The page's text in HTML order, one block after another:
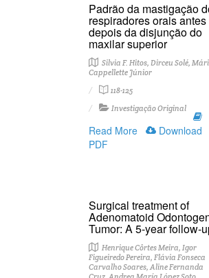
Padrão da mastigação
respiradores orais antes
depois da disjunção do
maxilar superior
Silvia F. Hitos, Dirceu Solé,
Cappellette Júnior
118-125
Investigação Original
Read More
Download
PDF
Surgical treatment of
Adenomatoid
Tumor: A 5-year follow-
Henrique Côrtes Meira, Igor
Figueiredo Pereira, Flávia Fonseca
Carvalho Soares, Aline Fernanda